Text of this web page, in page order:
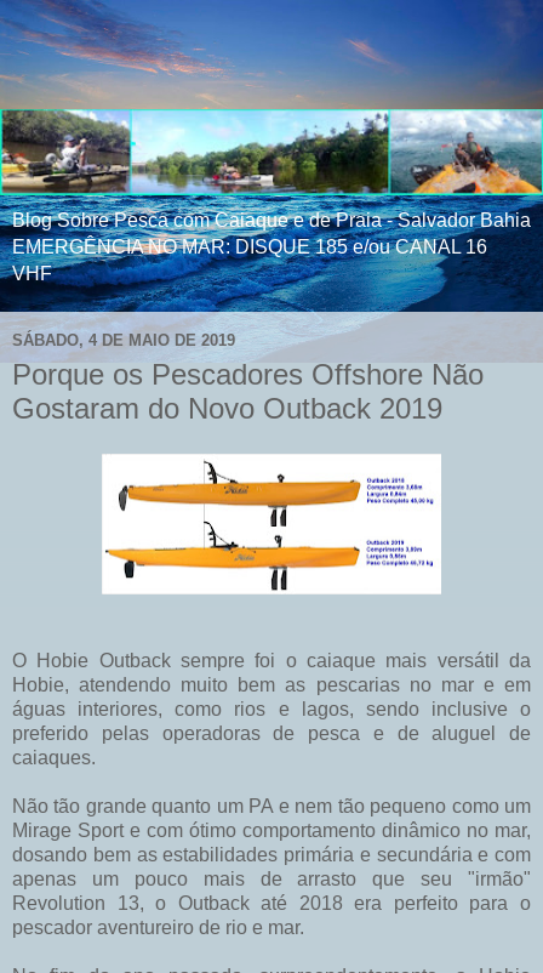
Blog Sobre Pesca com Caiaque e de Praia - Salvador Bahia
EMERGÊNCIA NO MAR: DISQUE 185 e/ou CANAL 16
VHF
SÁBADO, 4 DE MAIO DE 2019
Porque os Pescadores Offshore Não
Gostaram do Novo Outback 2019
O Hobie Outback sempre foi o caiaque mais versátil da
Hobie, atendendo muito bem as pescarias no mar e em
águas interiores, como rios e lagos, sendo inclusive o
preferido pelas operadoras de pesca e de aluguel de
caiaques.
Não tão grande quanto um PA e nem tão pequeno como um
Mirage Sport e com ótimo comportamento dinâmico no mar,
dosando bem as estabilidades primária e secundária e com
apenas um pouco mais de arrasto que seu "irmão"
Revolution 13, o Outback até 2018 era perfeito para o
pescador aventureiro de rio e mar.